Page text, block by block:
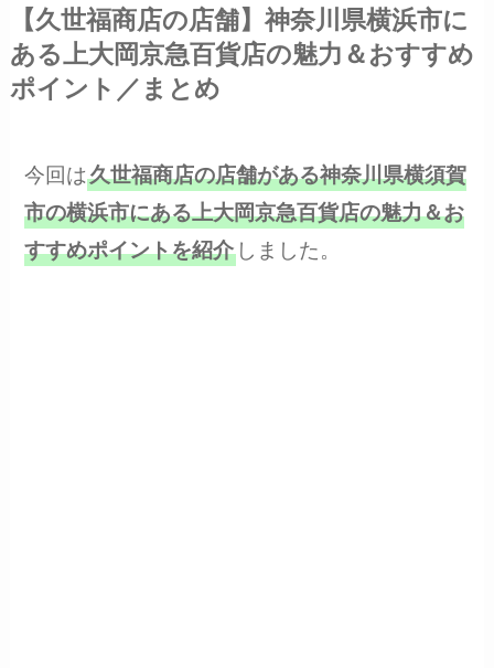
【久世福商店の店舗】神奈川県横浜市に
ある上大岡京急百貨店の魅力＆おすすめ
ポイント／まとめ
今回は久世福商店の店舗がある神奈川県横須賀
市の横浜市にある上大岡京急百貨店の魅力＆お
すすめポイントを紹介 しました。